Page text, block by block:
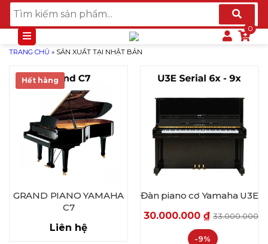
TRANG CHỦ » SẢN XUẤT TẠI NHẬT BẢN
Hết hàng
GRAND PIANO YAMAHA
C7
Liên hệ
Đàn piano cơ Yamaha U3E
30.000.000 ₫ 33.000.000
-9%